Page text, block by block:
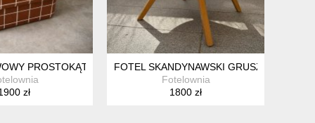
KOLOROWY
PROSTOKĄTNY W STYLU PŁYTKI W KOLORZE CEGLANYM
zł
FOTEL SKANDYNAWSKI GRUSZKI
Fotelownia
1800 zł